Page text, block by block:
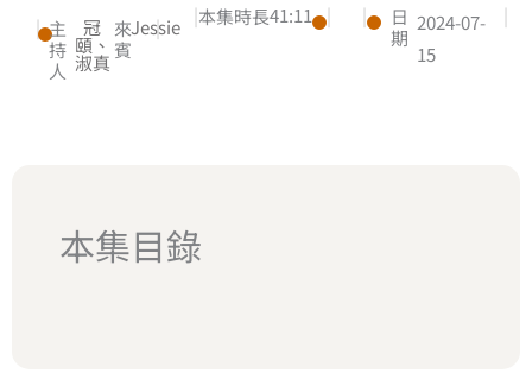
| 主
持
人
冠
頤、
淑真
來
賓
Jessie
| |本集時長41:11 | |
日
期
2024-07-
15
|
本集目錄